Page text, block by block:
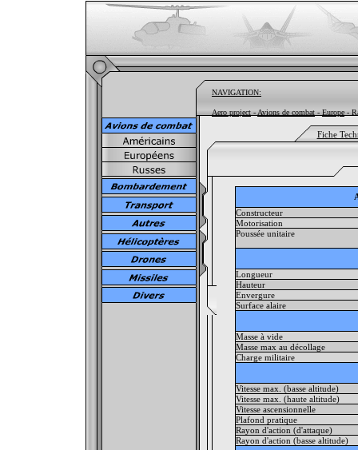
NAVIGATION:
Aero project-Avions de combat-Europe-
Fiche
Constructeur
Motorisation
Poussée unitaire
Longueur
Hauteur
Envergure
Surface alaire
Masse à vide
Masse max au décollage
Charge militaire
Vitesse max. (basse altitude)
Vitesse max. (haute altitude)
Vitesse ascensionnelle
Plafond pratique
Rayon d'action (d'attaque)
Rayon d'action (basse altitude)